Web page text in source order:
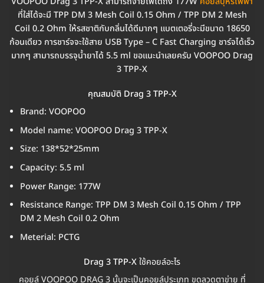
ที่ใส่ได้จะมี TPP DM 3 Mesh Coil 0.15 Ohm / TPP DM 2 Mesh
Coil 0.2 Ohm ให้รสชาติกับกลิ่นได้ดีมากๆ แบตเตอรี่จะมีขนาด 18650
ก้อนเดียว การชาร์จจะใช้สาย USB Type – C Fast Charging ชาร์จได้เร็ว
มากๆ สามารถบรรจุน้ำยาได้ 5.5 ml ขอแนะนำเลยครับ VOOPOO Drag
3 TPP-X
คุณสมบัติ Drag 3 TPP-X
Brand: VOOPOO
Model name: VOOPOO Drag 3 TPP-X
Size: 138*52*25mm
Capacity: 5.5 ml
Power Range: 177W
Resistance Range: TPP DM 3 Mesh Coil 0.15 Ohm / TPP
DM 2 Mesh Coil 0.2 Ohm
Meterial: PCTG
Drag 3 TPP-Xใช้คอยล์อะไร
คอยล์ VOOPOO DRAG 3 นั้นจะเป็นคอยล์ประเภท ขดลวดตาข่าย ที่